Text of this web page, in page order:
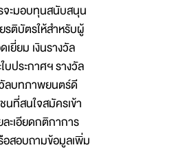
ะมอบทุนสนับสนุน
รติบัตรให้สำหรับผู้
ยี่ยม เงินรางวัล
บประกาศฯ รางวัล
วัลบทภาพยนตร์ดี
ที่สนใจสมัครเข้า
ะเอียดกติกาการ
สอบถามข้อมูลเพิ่ม